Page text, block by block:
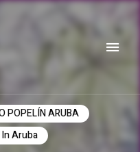
POPELÍN ARUBA
Aruba